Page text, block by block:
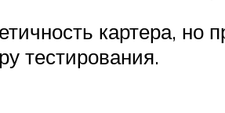
картера, но
тестирования.